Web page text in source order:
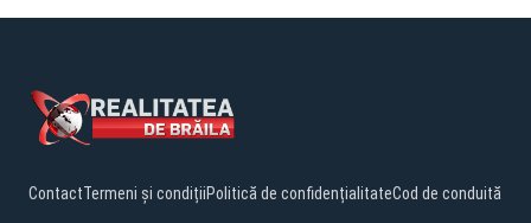
ContactTermeni și condițiiPolitică de confidențialitateCod de conduită